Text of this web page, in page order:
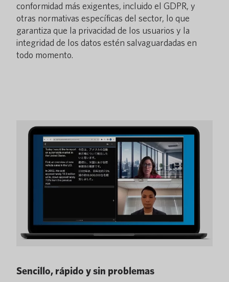
conformidad más exigentes, incluido el GDPR, y
otras normativas específicas del sector, lo que
garantiza que la privacidad de los usuarios y la
integridad de los datos estén salvaguardadas en
todo momento.
Sencillo, rápido y sin problemas